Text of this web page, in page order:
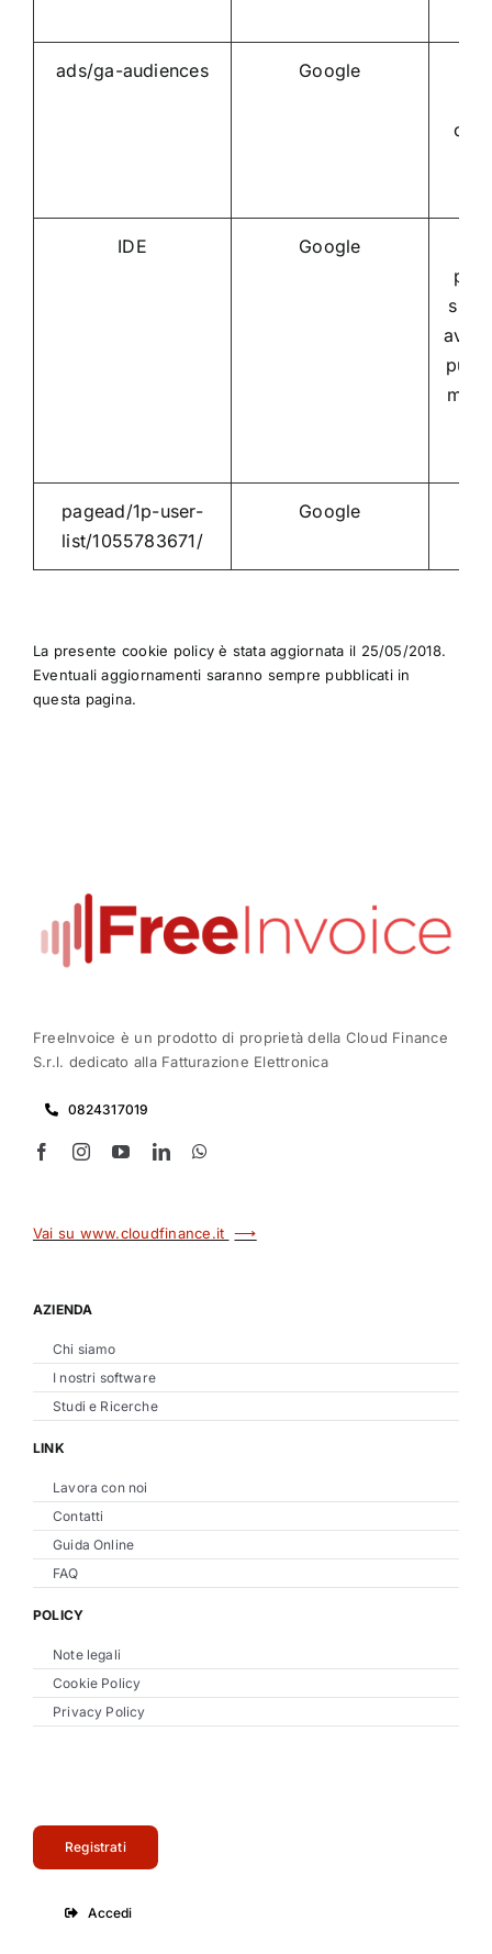
ads/ga-audiences Google
IDE Google
per
aver
pagead/1p-user-
list/1055783671/
Google
La presente cookie policy è stata aggiornata il 25/05/2018.
Eventuali aggiornamenti saranno sempre pubblicati in
questa pagina.
FreeInvoice è un prodotto di proprietà della Cloud Finance
S.r.l. dedicato alla Fatturazione Elettronica
0824317019
Vai su www.cloudfinance.it ⟶
AZIENDA
Chi siamo
I nostri software
Studi e Ricerche
LINK
Lavora con noi
Contatti
Guida Online
FAQ
POLICY
Note legali
Cookie Policy
Privacy Policy
Registrati
Accedi